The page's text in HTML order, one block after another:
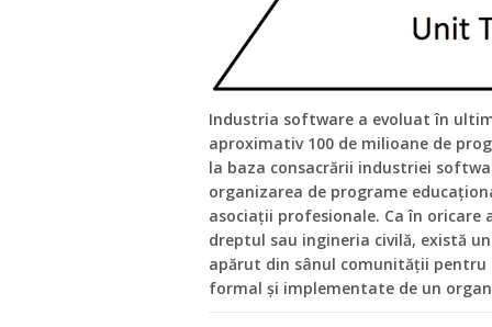
Industria software a evoluat în
aproximativ 100 de milioane de
la baza consacrării industriei
organizarea de programe
asociații profesionale. Ca în oricare
dreptul sau ingineria civilă, există
apărut din sânul comunității pentru
formal și implementate de un